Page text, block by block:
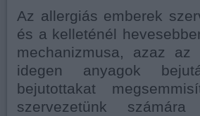
Az allergiás emberek
és a kelleténél
mechanizmusa, azaz
idegen anyagok
bejutottakat
szervezetünk